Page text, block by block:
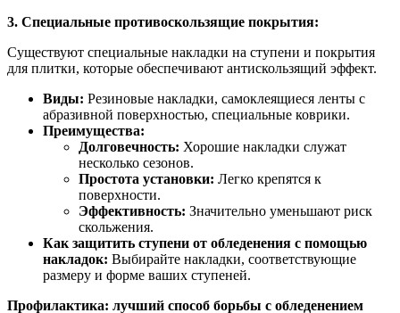
3. Специальные противоскользящие покрытия:
Существуют специальные накладки на ступени и покрытия
для плитки, которые обеспечивают антискользящий эффект.
Виды: Резиновые накладки, самоклеящиеся ленты с
абразивной поверхностью, специальные коврики.
Преимущества:
Долговечность: Хорошие накладки служат
несколько сезонов.
Простота установки: Легко крепятся к
поверхности.
Эффективность: Значительно уменьшают риск
скольжения.
Как защитить ступени от обледенения с помощью
накладок: Выбирайте накладки, соответствующие
размеру и форме ваших ступеней.
Профилактика: лучший способ борьбы с обледенением